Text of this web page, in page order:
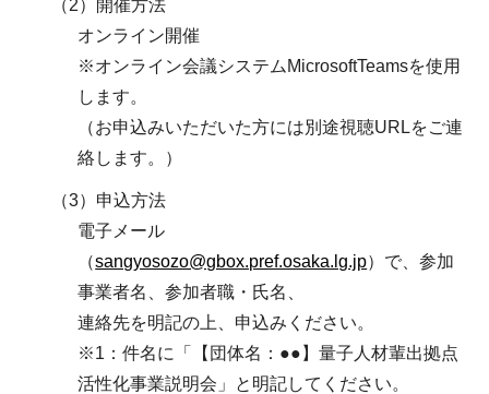
（2）開催方法
オンライン開催
※オンライン会議システムMicrosoftTeamsを使用
します。
（お申込みいただいた方には別途視聴URLをご連
絡します。）
（3）申込方法
電子メール
（sangyosozo@gbox.pref.osaka.lg.jp）で、参加
事業者名、参加者職・氏名、
連絡先を明記の上、申込みください。
※1：件名に「【団体名：●●】量子人材輩出拠点
活性化事業説明会」と明記してください。